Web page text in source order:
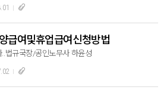
급여및휴업급여신청방법
법규국장/공인노무사 하윤성